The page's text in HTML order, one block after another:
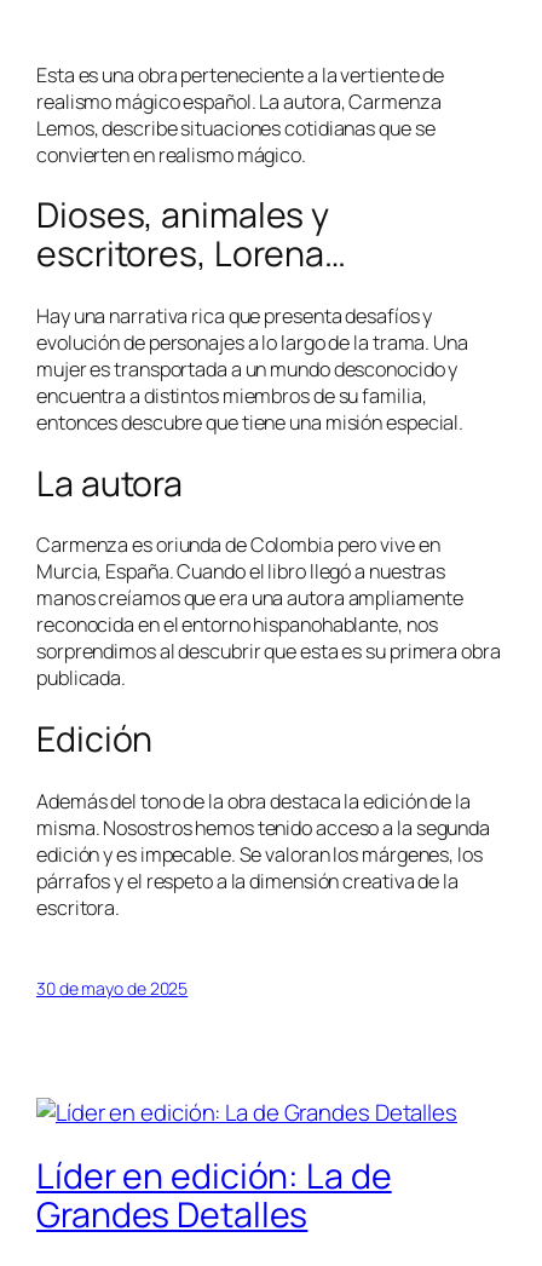
Esta es una obra perteneciente a la vertiente de
realismo mágico español. La autora, Carmenza
Lemos, describe situaciones cotidianas que se
convierten en realismo mágico.
Dioses, animales y
escritores, Lorena…
Hay una narrativa rica que presenta desafíos y
evolución de personajes a lo largo de la trama. Una
mujer es transportada a un mundo desconocido y
encuentra a distintos miembros de su familia,
entonces descubre que tiene una misión especial.
La autora
Carmenza es oriunda de Colombia pero vive en
Murcia, España. Cuando el libro llegó a nuestras
manos creíamos que era una autora ampliamente
reconocida en el entorno hispanohablante, nos
sorprendimos al descubrir que esta es su primera obra
publicada.
Edición
Además del tono de la obra destaca la edición de la
misma. Nosostros hemos tenido acceso a la segunda
edición y es impecable. Se valoran los márgenes, los
párrafos y el respeto a la dimensión creativa de la
escritora.
30 de mayo de 2025
Líder en edición: La de
Grandes Detalles